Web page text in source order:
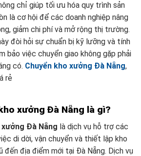
chỉ giúp tối ưu hóa quy trình sản
là cơ hội để các doanh nghiệp nâng
giảm chi phí và mở rộng thị trường.
đòi hỏi sự chuẩn bị kỹ lưỡng và tính
bảo việc chuyển giao không gặp phải
có. Chuyển kho xưởng Đà Nẵng,
rẻ
xưởng Đà Nẵng là gì?
Đà Nẵng là dịch vụ hỗ trợ các
di dời, vận chuyển và thiết lập kho
địa điểm mới tại Đà Nẵng. Dịch vụ